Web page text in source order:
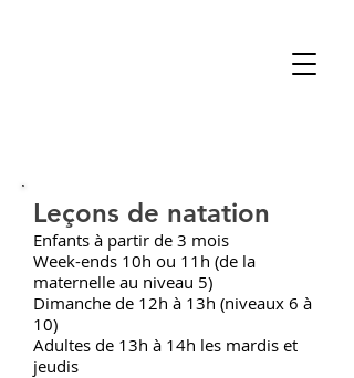
Leçons de natation
Enfants à partir de 3 mois
Week-ends 10h ou 11h (de la
maternelle au niveau 5)
Dimanche de 12h à 13h (niveaux 6 à
10)
Adultes de 13h à 14h les mardis et
jeudis